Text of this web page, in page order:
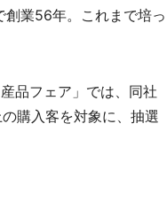
業56年。これまで培っ
品フェア」では、同社
購入客を対象に、抽選